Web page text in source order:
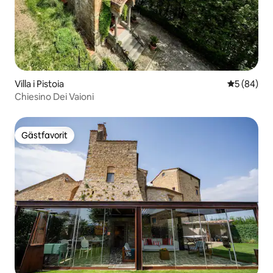
Villa i Pistoia 5 av 5 i
5 (84)
Chiesino Dei Vaioni
Gästfavorit
Gästfavorit